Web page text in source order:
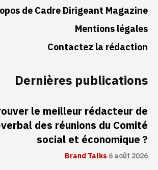
de Cadre Dirigeant Magazine
Mentions légales
Contactez la rédaction
Dernières publications
le meilleur rédacteur de
des réunions du Comité
social et économique ?
Brand Talks6 août 2026